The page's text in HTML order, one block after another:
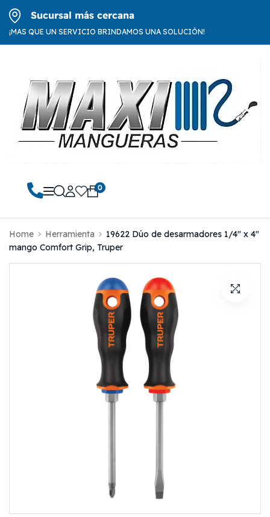
Sucursal más cercana
¡MAS QUE UN SERVICIO BRINDAMOS UNA SOLUCIÓN!
0
Home Herramienta
19622 Dúo de desarmadores 1/4″ x 4″
mango Comfort Grip, Truper